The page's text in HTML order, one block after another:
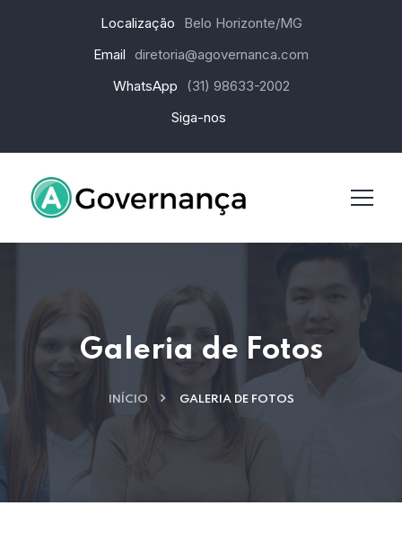
Localização
Belo Horizonte/MG
Email diretoria@agovernanca.com
WhatsApp
(31) 98633-2002
Siga-nos
Galeria de Fotos
INÍCIO GALERIA DE FOTOS